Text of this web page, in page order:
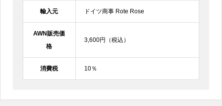
輸入元 ドイツ商事 Rote Rose
AWN販売価
格
3,600円（税込）
消費税 10％